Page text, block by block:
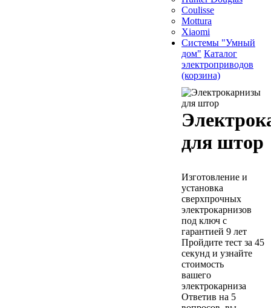
Coulisse
Mottura
Xiaomi
Системы "Умный
дом" Каталог
электроприводов
(корзина)
для штор
Изготовление и
установка
сверхпрочных
электрокарнизов
под ключ с
гарантией 9 лет
Пройдите тест за 45
секунд и узнайте
стоимость
вашего
электрокарниза
Ответив на 5